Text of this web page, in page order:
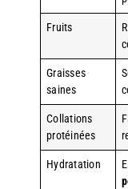
Fruits
Graisses
saines
Collations
protéinées
Hydratation